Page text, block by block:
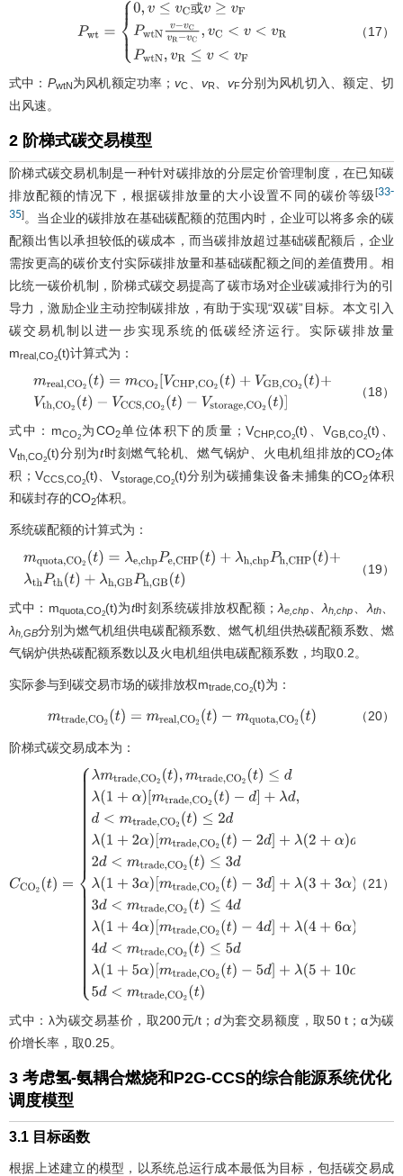
或
Pwt={0 ,v≤ vC 或
tNv−vCvR− vC vC<v<vR
（17）
式中： PwtN为风机额定功率；vC vR 、vF分别为风机切入、额定、切
出风速。
2 阶梯式碳交易模型
阶梯式碳交易机制是一种针对碳排放的分层定价管理制度，在已知碳
排放配额的情况下，根据碳排放量的大小设置不同的碳价等级[33-
35]。当企业的碳排放在基础碳配额的范围内时，企业可以将多余的碳
配额出售以承担较低的碳成本，而当碳排放超过基础碳配额后，企业
需按更高的碳价支付实际碳排放量和基础碳配额之间的差值费用。相
比统一碳价机制，阶梯式碳交易提高了碳市场对企业碳减排行为的引
导力，激励企业主动控制碳排放，有助于实现“双碳”目标。本文引入
碳交易机制以进一步实现系统的低碳经济运行。实际碳排放量
mreal,CO2(t)计算式为：
mr CO2 =m CHP O2 CO2 (t)
（18）
式中：mCO2为CO2单位体积下的质量；VCHP,CO2(t)、VGB,CO2(t)、
Vth,CO2(t)分别为t时刻燃气轮机、燃气锅炉、火电机组排放的CO2体
积；VCCS,CO2(t)、Vstorage,CO2(t)分别为碳捕集设备未捕集的CO2体积
和碳封存的CO2体积。
系统碳配额的计算式为：
m uo a,C O2 t) ch ,CH t)+λh
（19）
式中：mquota,CO2(t)为t时刻系统碳排放权配额；λe,chp 、λh,chp λth、
λh,GB分别为燃气机组供电碳配额系数、燃气机组供热碳配额系数、燃
气锅炉供热碳配额系数以及火电机组供电碳配额系数，均取0.2。
实际参与到碳交易市场的碳排放权mtrade,CO2(t)为：
mtrade,CO2(t =mreal,CO2(t)− mquota,CO2(t) （20）
阶梯式碳交易成本为：
C CO 2 t)={λ m rade,CO2(t),mtrad e,CO2 t)≤ dλ(1 +α )
e,CO2 (t)−d]+λd,d<mt rad e,C
O2(t) −2d]+λ(2+α)d,2d<mtra de ,CO 2(t )≤3d λ(1+3α
2(t) −3 d]+λ(3+3α)d,3d<mtra
2(t)− 4 ]+λ(4+6α)d,4d<mtr e,CO 2 t)≤5d λ 1+5α
de,C O2 (t)−5d]+λ(5+10
（21）
式中：λ为碳交易基价，取200元/t； d为套交易额度，取50 t；α为碳
价增长率，取0.25。
3 考虑氢-氨耦合燃烧和P2G-CCS的综合能源系统优化
调度模型
3.1 目标函数
根据上述建立的模型，以系统总运行成本最低为目标，包括碳交易成